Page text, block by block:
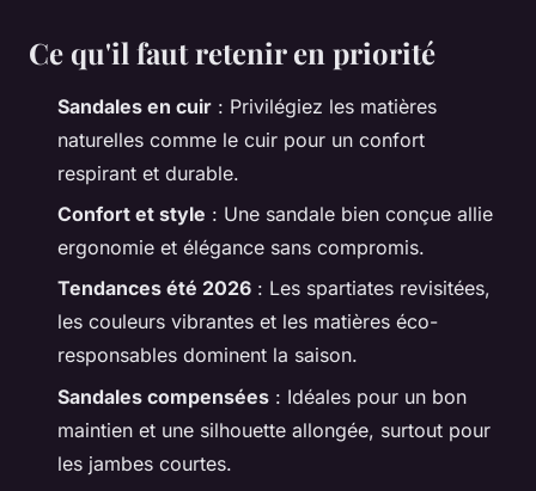
Ce qu'il faut retenir en priorité
Sandales en cuir : Privilégiez les matières
naturelles comme le cuir pour un confort
respirant et durable.
Confort et style : Une sandale bien conçue allie
ergonomie et élégance sans compromis.
Tendances été 2026 : Les spartiates revisitées,
les couleurs vibrantes et les matières éco-
responsables dominent la saison.
Sandales compensées : Idéales pour un bon
maintien et une silhouette allongée, surtout pour
les jambes courtes.